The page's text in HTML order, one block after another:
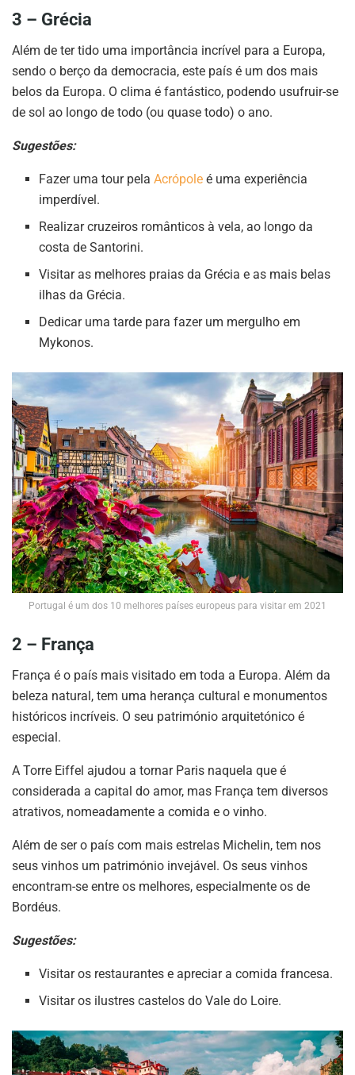
3 – Grécia
Além de ter tido uma importância incrível para a Europa,
sendo o berço da democracia, este país é um dos mais
belos da Europa. O clima é fantástico, podendo usufruir-se
de sol ao longo de todo (ou quase todo) o ano.
Sugestões:
Fazer uma tour pelaAcrópole é uma experiência
imperdível.
Realizar cruzeiros românticos à vela, ao longo da
costa de Santorini.
Visitar as melhores praias da Grécia e as mais belas
ilhas da Grécia.
Dedicar uma tarde para fazer um mergulho em
Mykonos.
Portugal é um dos 10 melhores países europeus para visitar em 2021
2 – França
França é o país mais visitado em toda a Europa. Além da
beleza natural, tem uma herança cultural e monumentos
históricos incríveis. O seu património arquitetónico é
especial.
A Torre Eiffel ajudou a tornar Paris naquela que é
considerada a capital do amor, mas França tem diversos
atrativos, nomeadamente a comida e o vinho.
Além de ser o país com mais estrelas Michelin, tem nos
seus vinhos um património invejável. Os seus vinhos
encontram-se entre os melhores, especialmente os de
Bordéus.
Sugestões:
Visitar os restaurantes e apreciar a comida francesa.
Visitar os ilustres castelos do Vale do Loire.